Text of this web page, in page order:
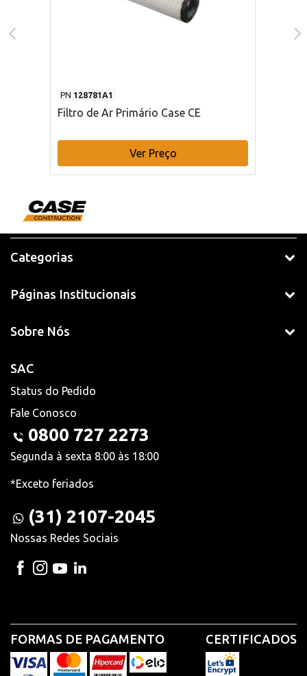
PN 128781A1
Filtro de Ar Primário Case CE
Ver Preço
Categorias
Páginas Institucionais
Sobre Nós
SAC
Status do Pedido
Fale Conosco
0800 727 2273
Segunda à sexta 8:00 às 18:00
*Exceto feriados
(31) 2107-2045
Nossas Redes Sociais
FORMAS DE PAGAMENTO CERTIFICADOS